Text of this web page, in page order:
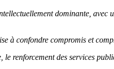
dominante,
à confondre compromis et
renforcement des services